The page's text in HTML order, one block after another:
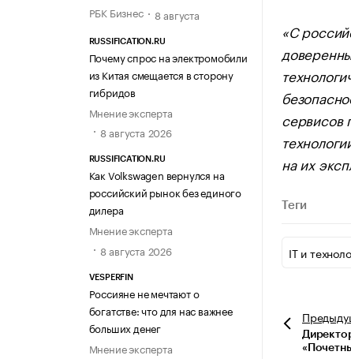
РБК Бизнес
8 августа
RUSSIFICATION.RU
Почему спрос на электромобили
из Китая смещается в сторону
гибридов
Мнение эксперта
8 августа 2026
RUSSIFICATION.RU
Как Volkswagen вернулся на
российский рынок без единого
дилера
Мнение эксперта
8 августа 2026
VESPERFIN
Россияне не мечтают о
богатстве: что для нас важнее
больших денег
Мнение эксперта
«С
сервисов
на их
Теги
IT и